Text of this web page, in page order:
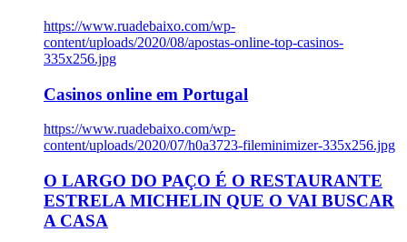
https://www.ruadebaixo.com/wp-
content/uploads/2020/08/apostas-online-top-casinos-
335x256.jpg
Casinos online em Portugal
https://www.ruadebaixo.com/wp-
content/uploads/2020/07/h0a3723-fileminimizer-335x256.jpg
O LARGO DO PAÇO É O RESTAURANTE
ESTRELA MICHELIN QUE O VAI BUSCAR
A CASA